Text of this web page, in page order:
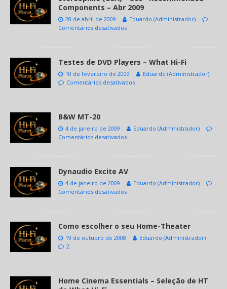
Components – Abr 2009
28 de abril de 2009
Eduardo (Administrador)
Comentários desativados
Testes de DVD Players – What Hi-Fi
10 de fevereiro de 2009
Eduardo (Administrador)
Comentários desativados
B&W MT-20
4 de janeiro de 2009
Eduardo (Administrador)
Comentários desativados
Dynaudio Excite AV
4 de janeiro de 2009
Eduardo (Administrador)
Comentários desativados
Como escolher o seu Home-Theater
19 de outubro de 2008
Eduardo (Administrador)
2
Home Cinema Essentials – Seleção de HT